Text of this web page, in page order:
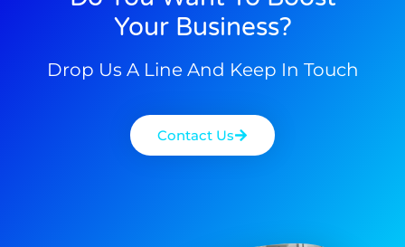
Your Business?
Drop Us A Line And Keep In Touch
Contact Us